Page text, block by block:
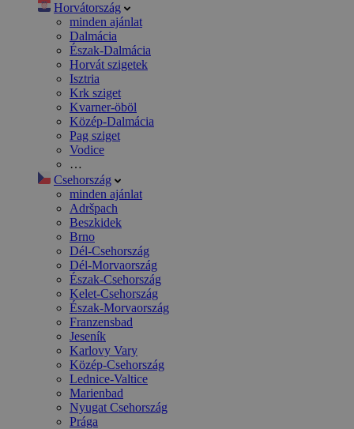
Horvátország
minden ajánlat
Dalmácia
Észak-Dalmácia
Horvát szigetek
Isztria
Krk sziget
Kvarner-öböl
Közép-Dalmácia
Pag sziget
Vodice
…
Csehország
minden ajánlat
Adršpach
Beszkidek
Brno
Dél-Csehország
Dél-Morvaország
Észak-Csehország
Kelet-Csehország
Észak-Morvaország
Franzensbad
Jeseník
Karlovy Vary
Közép-Csehország
Lednice-Valtice
Marienbad
Nyugat Csehország
Prága